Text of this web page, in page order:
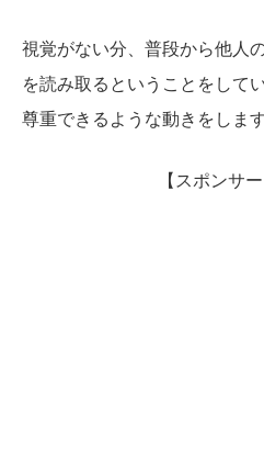
視覚がない分、普段から他人
を読み取るということをして
尊重できるような動きをします
【スポンサ